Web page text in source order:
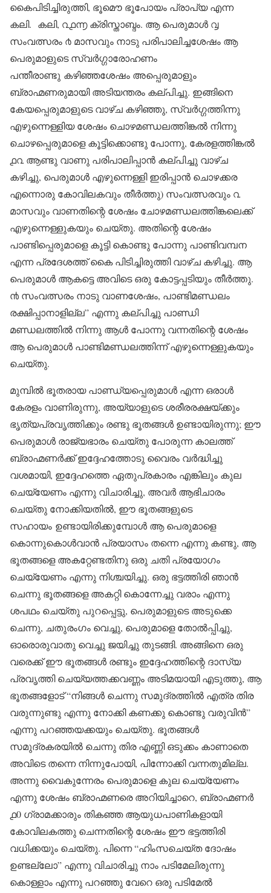
കൈപിടിച്ചിരുത്തി, ഭൂമൌ ഭൂപോയം പ്രാപ്യ എന്ന
കലി. കലി, ൨൧൬ ക്രിസ്താബ്ദം. ആ പെരുമാൾ ൮
സംവത്സരം ൪ മാസവും നാടു പരിപാലിച്ചശേഷം ആ
പെരുമാളുടെ സ്വർഗ്ഗാരോഹണം
പന്തീരാണ്ടു കഴിഞ്ഞശേഷം അപ്പെരുമാളും
ബ്രാഹ്മണരുമായി അടിയന്തരം കല്പിച്ചു. ഇങ്ങിനെ
കേയപ്പെരുമാളുടെ വാഴ്ച കഴിഞ്ഞു, സ്വർഗ്ഗത്തിന്നു
എഴുന്നെള്ളിയ ശേഷം ചൊഴമണ്ഡലത്തിങ്കൽ നിന്നു
ചൊഴപ്പെരുമാളെ കൂട്ടിക്കൊണ്ടു പോന്നു, കേരളത്തിങ്കൽ
൧൨ ആണ്ടു വാണു പരിപാലിപ്പാൻ കല്പിച്ചു വാഴ്ച
കഴിച്ചു, പെരുമാൾ എഴുന്നെള്ളി ഇരിപ്പാൻ ചൊഴക്കര
എന്നൊരു കോവിലകവും തീർത്തു) സംവത്സരവും ൨
മാസവും വാണതിന്റെ ശേഷം ചോഴമണ്ഡലത്തിങ്കലെക്ക്
എഴുന്നെള്ളുകയും ചെയ്തു. അതിന്റെ ശേഷം
പാണ്ടിപ്പെരുമാളെ കൂട്ടി കൊണ്ടു പോന്നു പാണ്ടിവമ്പന
എന്ന പ്രദേശത്ത് കൈ പിടിച്ചിരുത്തി വാഴ്ച കഴിച്ചു. ആ
പെരുമാൾ ആകട്ടെ അവിടെ ഒരു കോട്ടപ്പടിയും തീർത്തു.
൯ സംവത്സരം നാടു വാണശേഷം, പാണ്ടിമണ്ഡലം
രക്ഷിപ്പാനാളില്ല” എന്നു കല്പിച്ചു പാണ്ഡി
മണ്ഡലത്തിൽ നിന്നു ആൾ പോന്നു വന്നതിന്റെ ശേഷം
ആ പെരുമാൾ പാണ്ടിമണ്ഡലത്തിന്ന് എഴുന്നെള്ളുകയും
ചെയ്തു.
മുമ്പിൽ ഭൂതരായ പാണ്ഡ്യപ്പെരുമാൾ എന്ന ഒരാൾ
കേരളം വാണിരുന്നു, അയ്യാളുടെ ശരീരരക്ഷയ്ക്കും
ഭൃത്യപ്രവൃത്തിക്കും രണ്ടു ഭൂതങ്ങൾ ഉണ്ടായിരുന്നു; ഈ
പെരുമാൾ രാജ്യഭാരം ചെയ്തു പോരുന്ന കാലത്ത്
ബ്രാഹ്മണർക്ക് ഇദ്ദേഹത്തോടു വൈരം വർദ്ധിച്ചു
വശമായി, ഇദ്ദേഹത്തെ ഏതുപ്രകാരം എങ്കിലും കുല
ചെയ്യേണം എന്നു വിചാരിച്ചു, അവർ ആഭിചാരം
ചെയ്തു നോക്കിയതിൽ, ഈ ഭൂതങ്ങളുടെ
സഹായം ഉണ്ടായിരിക്കുമ്പോൾ ആ പെരുമാളെ
കൊന്നുകൊൾവാൻ പ്രയാസം തന്നെ എന്നു കണ്ടു, ആ
ഭൂതങ്ങളെ അകറ്റേണ്ടതിനു ഒരു ചതി പ്രയോഗം
ചെയ്യേണം എന്നു നിശ്ചയിച്ചു. ഒരു ഭട്ടത്തിരി ഞാൻ
ചെന്നു ഭൂതങ്ങളെ അകറ്റി കൊന്നേച്ചു വരാം എന്നു
ശപഥം ചെയ്തു പുറപ്പെട്ടു, പെരുമാളുടെ അടുക്കെ
ചെന്നു, ചതുരംഗം വെച്ചു, പെരുമാളെ തോൽപ്പിച്ചു,
ഓരൊരുവാതു വെച്ചു ജയിച്ചു തുടങ്ങി. അങ്ങിനെ ഒരു
വരെക്ക് ഈ ഭൂതങ്ങൾ രണ്ടും ഇദ്ദേഹത്തിന്റെ ദാസ്യ
പ്രവൃത്തി ചെയ്യത്തക്കവണ്ണം അടിമയായി എടുത്തു, ആ
ഭൂതങ്ങളോട് “നിങ്ങൾ ചെന്നു സമുദ്രത്തിൽ എത്ര തിര
വരുന്നുണ്ടു എന്നു നോക്കി കണക്കു കൊണ്ടു വരുവിൻ”
എന്നു പറഞ്ഞയക്കയും ചെയ്തു. ഭൂതങ്ങൾ
സമുദ്രകരയിൽ ചെന്നു തിര എണ്ണി ഒടുക്കം കാണാതെ
അവിടെ തന്നെ നിന്നുപോയി, പിന്നോക്കി വന്നതുമില്ല.
അന്നു വൈകുന്നേരം പെരുമാളെ കുല ചെയ്യേണം
എന്നു ശേഷം ബ്രാഹ്മണരെ അറിയിച്ചാറെ, ബ്രാഹ്മണർ
൧0 ഗ്രാമക്കാരും തികഞ്ഞ ആയുധപാണികളായി
കോവിലകത്തു ചെന്നതിന്റെ ശേഷം ഈ ഭട്ടത്തിരി
വധിക്കയും ചെയ്തു. പിന്നെ “ഹിംസചെയ്ത ദോഷം
ഉണ്ടല്ലോ” എന്നു വിചാരിച്ചു നാം പടിമേലിരുന്നു
കൊള്ളാം എന്നു പറഞ്ഞു വേറെ ഒരു പടിമേൽ